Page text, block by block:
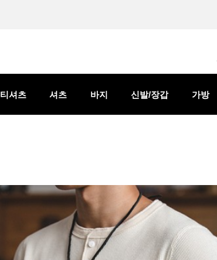
티셔츠 셔츠 바지 신발/장갑 가방